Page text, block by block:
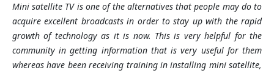
Mini satellite TV is one of the alternatives that people may do to
acquire excellent broadcasts in order to stay up with the rapid
growth of technology as it is now. This is very helpful for the
community in getting information that is very useful for them
whereas have been receiving training in installing mini satellite,